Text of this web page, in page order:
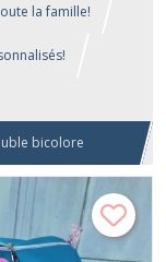
la famille!
bicolore